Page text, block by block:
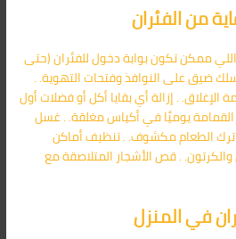
من الفئران
ممكن تكون بوابة دخول للفئران (حتى
. وضع سلك ضيق على النوافذ وفتحات التهوية. .
. إزالة أي بقايا أكل أو فضلات أول
يوميًا في أكياس مغلقة. . غسل
ترك الطعام مكشوف. . تنظيف أماكن
والكرتون. . قص الأشجار المتلاصقة مع
في المنزل